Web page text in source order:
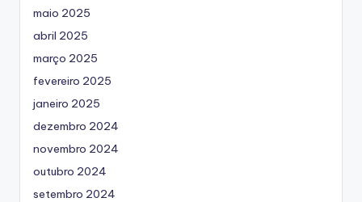
maio 2025
abril 2025
março 2025
fevereiro 2025
janeiro 2025
dezembro 2024
novembro 2024
outubro 2024
setembro 2024